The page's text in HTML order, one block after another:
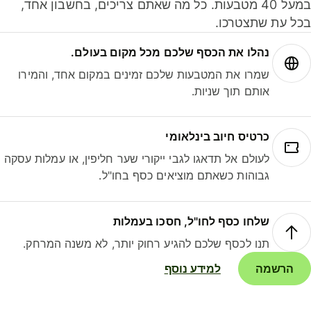
במעל 40 מטבעות. כל מה שאתם צריכים, בחשבון אחד,
עת שתצטרכו.
נהלו את הכסף שלכם מכל מקום בעולם.
שמרו את המטבעות שלכם זמינים במקום אחד, והמירו
אותם תוך שניות.
כרטיס חיוב בינלאומי
לעולם אל תדאגו לגבי ייקורי שער חליפין, או עמלות עסקה
גבוהות כשאתם מוציאים כסף בחו"ל.
שלחו כסף לחו"ל, חסכו בעמלות
תנו לכסף שלכם להגיע רחוק יותר, לא משנה המרחק.
הרשמה
למידע נוסף